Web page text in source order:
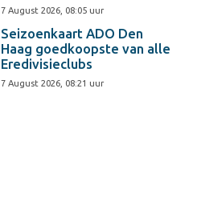
7 August 2026, 08:05 uur
Seizoenkaart ADO Den
Haag goedkoopste van alle
Eredivisieclubs
7 August 2026, 08:21 uur